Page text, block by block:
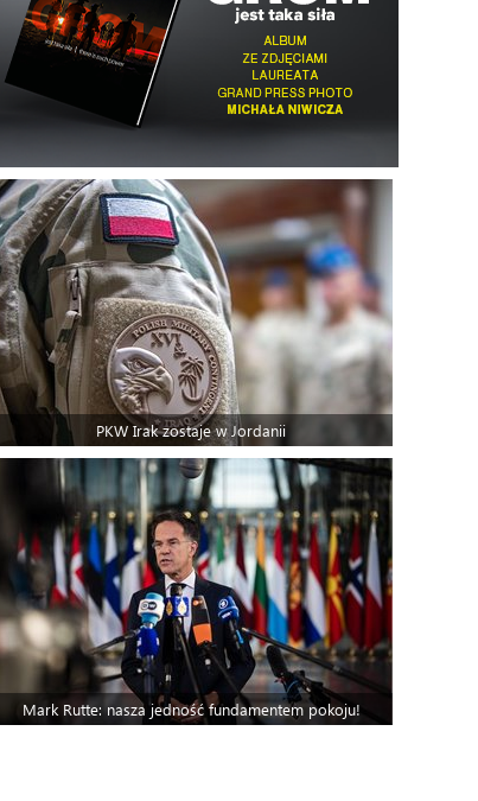
PKW Irak zostaje w Jordanii
Mark Rutte: nasza jedność fundamentem pokoju!